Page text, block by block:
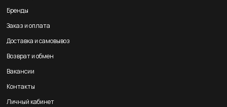
Бренды
Заказ и оплата
Доставка и самовывоз
Возврат и обмен
Вакансии
Контакты
Личный кабинет